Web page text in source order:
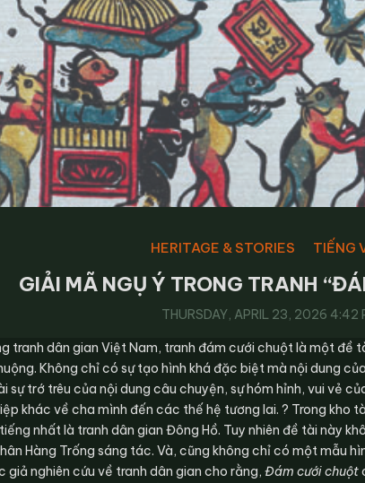
HERITAGE & STORIES TIẾNG
GIẢI MÃ NGỤ Ý TRONG TRANH
THURSDAY, APRIL 23, 2026 4:42
tranh dân gian Việt Nam, tranh đám cưới chuột là một đề
Không chỉ có sự tạo hình khá đặc biệt mà nội dung
sự trớ trêu của nội dung câu chuyện, sự hóm hỉnh, vui vẻ
khác về cha mình đến các thế hệ tương lai. ? Trong kho
nhất là tranh dân gian Đông Hồ. Tuy nhiên đề tài này
Hàng Trống sáng tác. Và, cũng không chỉ có một mẫu
giả nghiên cứu về tranh dân gian cho rằng, Đám cưới chuột